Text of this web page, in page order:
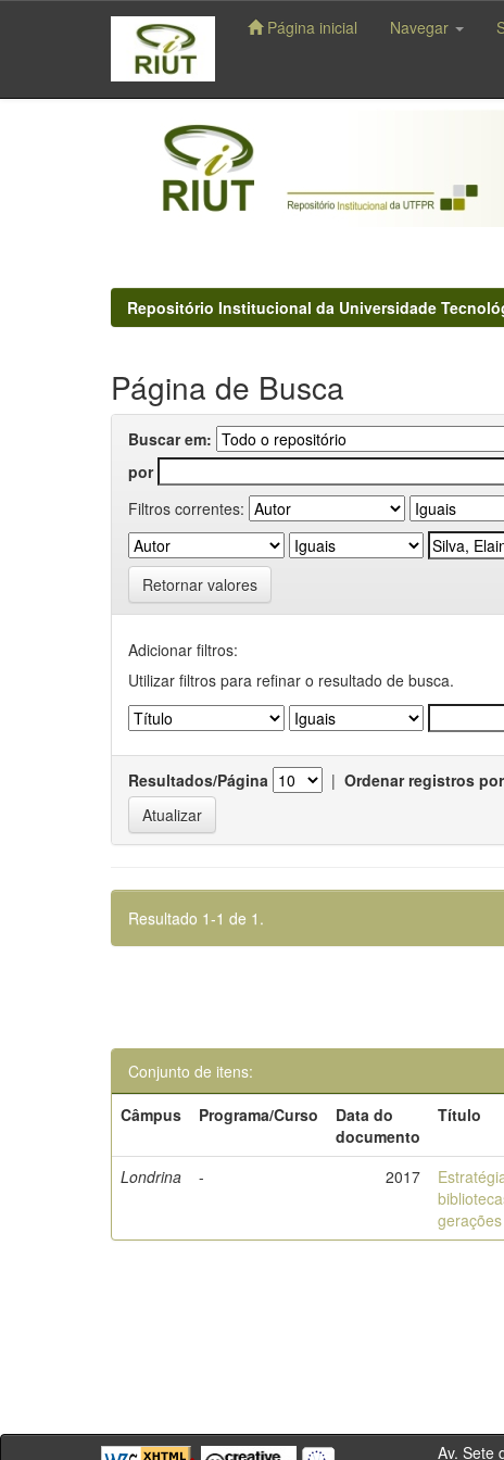
navigation
Página inicial Navegar
Repositório Institucional da Universidade
Página de Busca
Buscar em:
por
Filtros correntes:
Retornar valores
Adicionar filtros:
Utilizar filtros para refinar o resultado de busca.
Resultados/Página | Ordenar registros por
Resultado 1-1 de 1.
Conjunto de itens:
Câmpus
Programa/Curso
Data do
documento
Título
Londrina - 2017
Av. Sete de